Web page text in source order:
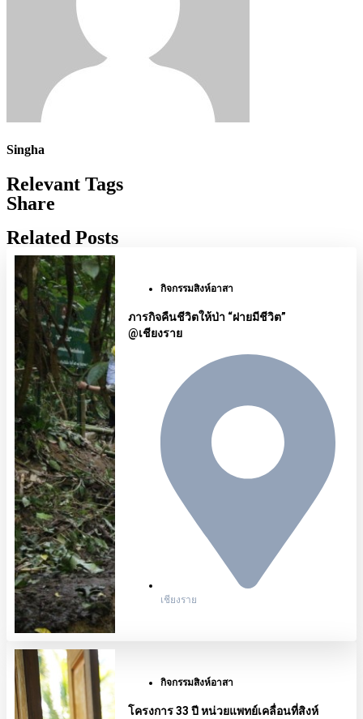
Singha
Relevant Tags
Share
Related Posts
กิจกรรมสิงห์อาสา
ภารกิจคืนชีวิตให้ป่า “ฝายมีชีวิต”
@เชียงราย
เชียงราย
กิจกรรมสิงห์อาสา
โครงการ 33 ปี หน่วยแพทย์เคลื่อนที่สิงห์